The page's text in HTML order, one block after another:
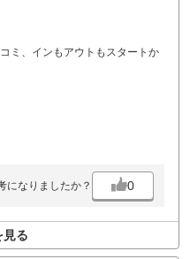
ミ、インもアウトもスタートか
になりましたか？ 0
見る